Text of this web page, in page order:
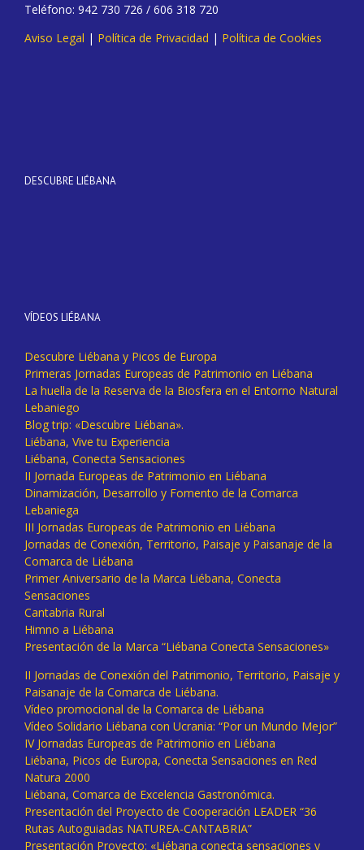
Teléfono: 942 730 726 / 606 318 720
Aviso Legal | Política de Privacidad | Política de Cookies
DESCUBRE LIÉBANA
VÍDEOS LIÉBANA
Descubre Liébana y Picos de Europa
Primeras Jornadas Europeas de Patrimonio en Liébana
La huella de la Reserva de la Biosfera en el Entorno Natural
Lebaniego
Blog trip: «Descubre Liébana».
Liébana, Vive tu Experiencia
Liébana, Conecta Sensaciones
II Jornada Europeas de Patrimonio en Liébana
Dinamización, Desarrollo y Fomento de la Comarca
Lebaniega
III Jornadas Europeas de Patrimonio en Liébana
Jornadas de Conexión, Territorio, Paisaje y Paisanaje de la
Comarca de Liébana
Primer Aniversario de la Marca Liébana, Conecta
Sensaciones
Cantabria Rural
Himno a Liébana
Presentación de la Marca “Liébana Conecta Sensaciones»
II Jornadas de Conexión del Patrimonio, Territorio, Paisaje y
Paisanaje de la Comarca de Liébana.
Vídeo promocional de la Comarca de Liébana
Vídeo Solidario Liébana con Ucrania: “Por un Mundo Mejor”
IV Jornadas Europeas de Patrimonio en Liébana
Liébana, Picos de Europa, Conecta Sensaciones en Red
Natura 2000
Liébana, Comarca de Excelencia Gastronómica.
Presentación del Proyecto de Cooperación LEADER “36
Rutas Autoguiadas NATUREA-CANTABRIA”
Presentación Proyecto: «Liébana conecta sensaciones y